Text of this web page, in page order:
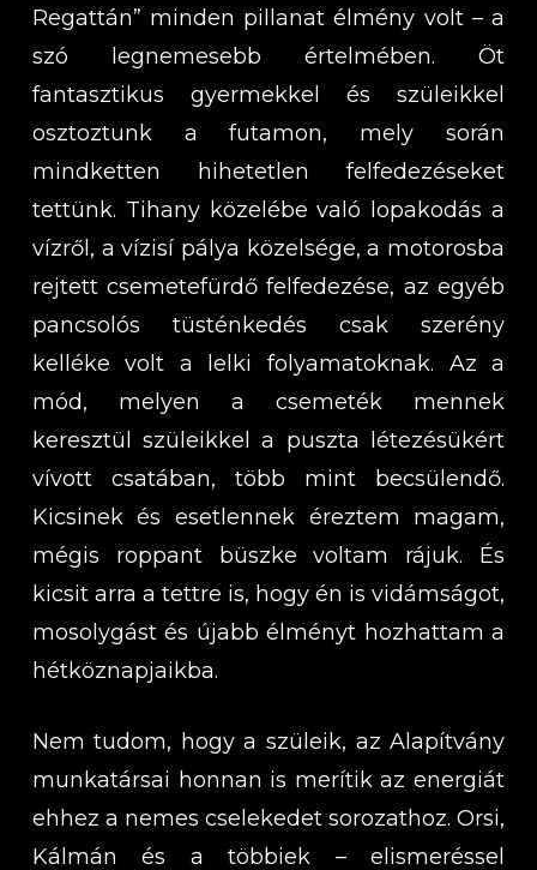
Regattán” minden pillanat élmény volt – a
szó legnemesebb értelmében. Öt
fantasztikus gyermekkel és szüleikkel
osztoztunk a futamon, mely során
mindketten hihetetlen felfedezéseket
tettünk. Tihany közelébe való lopakodás a
vízről, a vízisí pálya közelsége, a motorosba
rejtett csemetefürdő felfedezése, az egyéb
pancsolós tüsténkedés csak szerény
kelléke volt a lelki folyamatoknak. Az a
mód, melyen a csemeték mennek
keresztül szüleikkel a puszta létezésükért
vívott csatában, több mint becsülendő.
Kicsinek és esetlennek éreztem magam,
mégis roppant büszke voltam rájuk. És
kicsit arra a tettre is, hogy én is vidámságot,
mosolygást és újabb élményt hozhattam a
hétköznapjaikba.
Nem tudom, hogy a szüleik, az Alapítvány
munkatársai honnan is merítik az energiát
ehhez a nemes cselekedet sorozathoz. Orsi,
Kálmán és a többiek – elismeréssel